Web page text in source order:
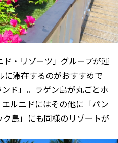
・リゾーツ」グループが運
に滞在するのがおすすめで
ド」。ラゲン島が丸ごとホ
ルニドにはその他に「パン
島」にも同様のリゾートが